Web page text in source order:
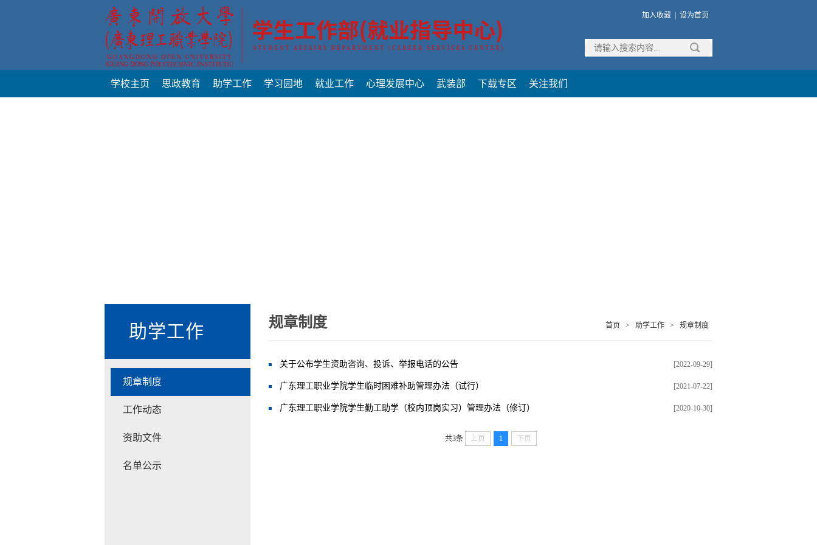
加入收藏 设为首页
学校主页 思政教育 助学工作 学习园地 就业工作 心理发展中心 武装部 下载专区 关注我们
助学工作
规章制度
工作动态
资助文件
名单公示
规章制度 首页 > 助学工作 > 规章制度
关于公布学生资助咨询、投诉、举报电话的公告 [2022-09-29]
广东理工职业学院学生临时困难补助管理办法（试行） [2021-07-22]
广东理工职业学院学生勤工助学（校内顶岗实习）管理办法（修订） [2020-10-30]
共3条 上页 1 下页